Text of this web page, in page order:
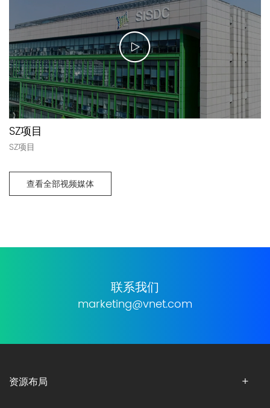
SZ项目
SZ项目
查看全部视频媒体
联系我们
marketing@vnet.com
资源布局